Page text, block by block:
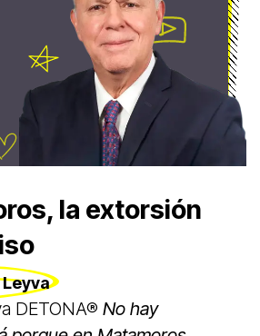
la extorsión
DETONA® No hay